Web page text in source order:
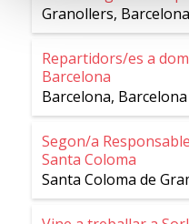
Granollers, Barcelona
Repartidors/es a
Barcelona
Barcelona, Barcelona
Segon/a
Santa Coloma
Santa Coloma de